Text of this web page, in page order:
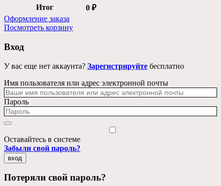
Итог
0 ₽
Оформление заказа
Посмотреть корзину
Вход
У вас еще нет аккаунта? Зарегистрируйте бесплатно
Имя пользователя или адрес электронной почты
Пароль
Оставайтесь в системе
Забыли свой пароль?
вход
Потеряли свой пароль?